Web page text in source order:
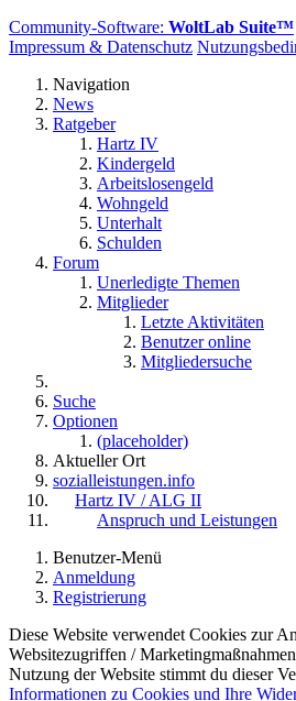
Community-Software: WoltLab Suite™
Impressum & Datenschutz
Navigation
News
Ratgeber
Hartz IV
Kindergeld
Arbeitslosengeld
Wohngeld
Unterhalt
Schulden
Forum
Unerledigte Themen
Mitglieder
Letzte Aktivitäten
Benutzer online
Mitgliedersuche
Suche
Optionen
(placeholder)
Aktueller Ort
sozialleistungen.info
Hartz IV / ALG II
Anspruch und Leistungen
Benutzer-Menü
Anmeldung
Registrierung
Diese Website verwendet Cookies zur
Websitezugriffen /
Nutzung der Website stimmt du dieser
Informationen zu Cookies und Ihre